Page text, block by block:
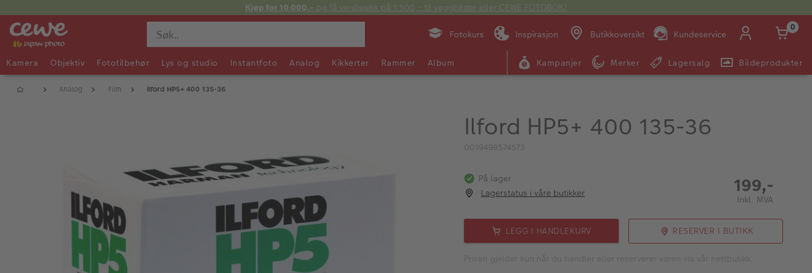
Kjøp for 10 000,- og få verdisjekk på 1 500,- til veggbilder eller CEWE FOTOBOK!
Fotokurs Inspirasjon Butikkoversikt Kundeservice
Man -
09:00 -
14:00 -
0
Kamera Objektiv Fototilbehør Lys og studio Instantfoto Analog Kikkerter Rammer Album Kampanjer Merker Lagersalg Bildeprodukter
Analog Film Ilford HP5+ 400 135-36
Ilford HP5+ 400 135-36
0019498574573
På lager
Lagerstatus i våre butikker
199,-
Inkl. MVA
LEGG I HANDLEKURV RESERVER I BUTIKK
Prisen gjelder kun når du handler eller reserverer varen via vår nettbutikk.